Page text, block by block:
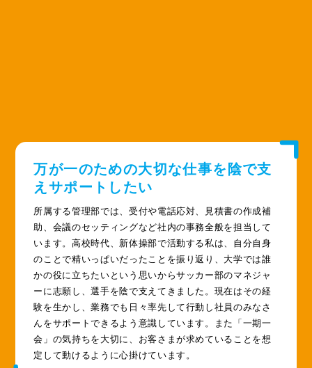
万が一のための大切な仕事を 陰で支
えサポートしたい
所属する管理部では、受付や電話応対、見積書の作成補
助、会議のセッティングなど社内の事務全般を担当して
います。高校時代、新体操部で活動する私は、自分自身
のことで精いっぱいだったことを振り返り、大学では誰
かの役に立ちたいという思いからサッカー部のマネジャ
ーに志願し、選手を陰で支えてきました。現在はその経
験を生かし、業務でも日々率先して行動し社員のみなさ
んをサポートできるよう意識しています。また「一期一
会」の気持ちを大切に、お客さまが求めていることを想
定して動けるように心掛けています。